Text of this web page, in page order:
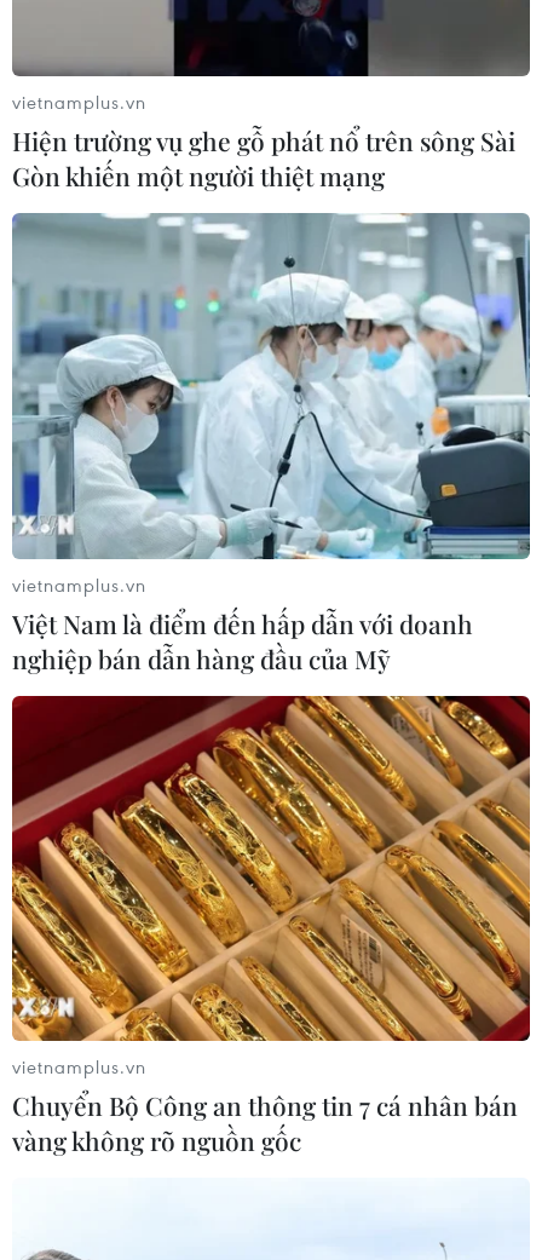
vietnamplus.vn
Hiện trường vụ ghe gỗ phát nổ trên sông Sài
Gòn khiến một người thiệt mạng
vietnamplus.vn
Việt Nam là điểm đến hấp dẫn với doanh
nghiệp bán dẫn hàng đầu của Mỹ
vietnamplus.vn
Chuyển Bộ Công an thông tin 7 cá nhân bán
vàng không rõ nguồn gốc